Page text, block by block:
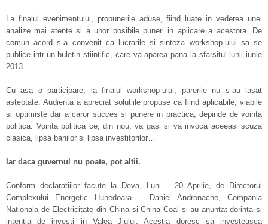
La finalul evenimentului, propunerile aduse, fiind luate in vederea unei
analize mai atente si a unor posibile puneri in aplicare a acestora. De
comun acord s-a convenit ca lucrarile si sinteza workshop-ului sa se
publice intr-un buletin stiintific, care va aparea pana la sfarsitul lunii iunie
2013.
Cu asa o participare, la finalul workshop-ului, parerile nu s-au lasat
asteptate. Audienta a apreciat solutiile propuse ca fiind aplicabile, viabile
si optimiste dar a caror succes si punere in practica, depinde de vointa
politica. Vointa politica ce, din nou, va gasi si va invoca aceeasi scuza
clasica, lipsa banilor si lipsa investitorilor…
Iar daca guvernul nu poate, pot altii.
Conform declaratiilor facute la Deva, Luni – 20 Aprilie, de Directorul
Complexului Energetic Hunedoara – Daniel Andronache, Compania
Nationala de Electricitate din China si China Coal si-au anuntat dorinta si
intentia de investi in Valea Jiului. Acestia doresc sa investeasca